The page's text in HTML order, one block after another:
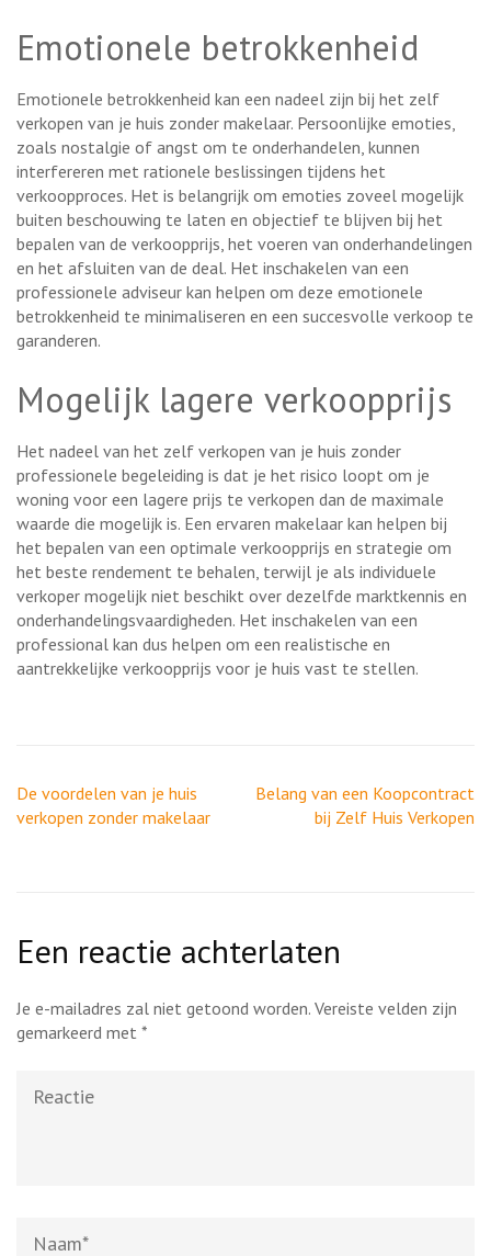
Emotionele betrokkenheid
Emotionele betrokkenheid kan een nadeel zijn bij het zelf
verkopen van je huis zonder makelaar. Persoonlijke emoties,
zoals nostalgie of angst om te onderhandelen, kunnen
interfereren met rationele beslissingen tijdens het
verkoopproces. Het is belangrijk om emoties zoveel mogelijk
buiten beschouwing te laten en objectief te blijven bij het
bepalen van de verkoopprijs, het voeren van onderhandelingen
en het afsluiten van de deal. Het inschakelen van een
professionele adviseur kan helpen om deze emotionele
betrokkenheid te minimaliseren en een succesvolle verkoop te
garanderen.
Mogelijk lagere verkoopprijs
Het nadeel van het zelf verkopen van je huis zonder
professionele begeleiding is dat je het risico loopt om je
woning voor een lagere prijs te verkopen dan de maximale
waarde die mogelijk is. Een ervaren makelaar kan helpen bij
het bepalen van een optimale verkoopprijs en strategie om
het beste rendement te behalen, terwijl je als individuele
verkoper mogelijk niet beschikt over dezelfde marktkennis en
onderhandelingsvaardigheden. Het inschakelen van een
professional kan dus helpen om een realistische en
aantrekkelijke verkoopprijs voor je huis vast te stellen.
Berichtnavigatie
De voordelen van je huis
verkopen zonder makelaar
Belang van een Koopcontract
bij Zelf Huis Verkopen
Een reactie achterlaten
Je e-mailadres zal niet getoond worden. Vereiste velden zijn
gemarkeerd met *